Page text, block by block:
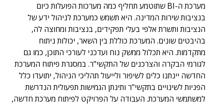
מערכת ה-BI שתוטמע תחליף כמה מערכות הפועלות כיום
בנציבות שירות המדינה. היא תשמש כמערכת לניהול ידע של
הנציבות ותשרת אלפי בעלי תפקידים, בנציבות ומחוצה לה,
בהיבטים שונים. המערכת כוללת בין השאר, יכולות ניתוח
מתקדמות. היא תכלול ממשק נוח ועדכני לעורכי התוכן, כמו גם
לגורמי הבקרה והצרכנים של התקשי"ר. במסגרת פיתוח המערכת
החדשה יינתנו כלים לשיפור ולייעול תהליכי הניהול, יתועדו כלל
הפניות לשינויים בתקשי"ר ותינתן הגמישות תפעולית הנדרשת
למשתמשי המערכת. העבודה על הפרויקט לפיתוח מערכת חדשה,